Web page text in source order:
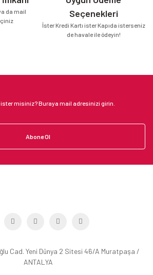
da mail
Seçenekleri
İster Kredi Kartı ister Kapıda isterseniz
de havale ile ödeyin!
Abone Ol
Cad. Yeni Dünya 2 Sitesi 46/A Muratpaşa /
ANTALYA